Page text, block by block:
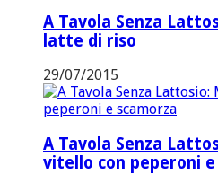
A Tavola Senza
latte di riso
29/07/2015
A Tavola Senza
vitello con peperoni e